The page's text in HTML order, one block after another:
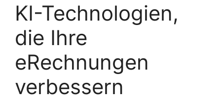
KI-Technologien,
die Ihre
eRechnungen
verbessern